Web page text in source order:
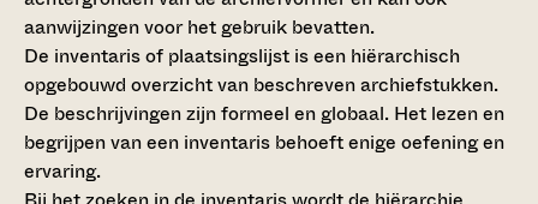
aanwijzingen voor het gebruik bevatten.
De inventaris of plaatsingslijst is een hiërarchisch
opgebouwd overzicht van beschreven archiefstukken.
De beschrijvingen zijn formeel en globaal. Het lezen en
begrijpen van een inventaris behoeft enige oefening en
ervaring.